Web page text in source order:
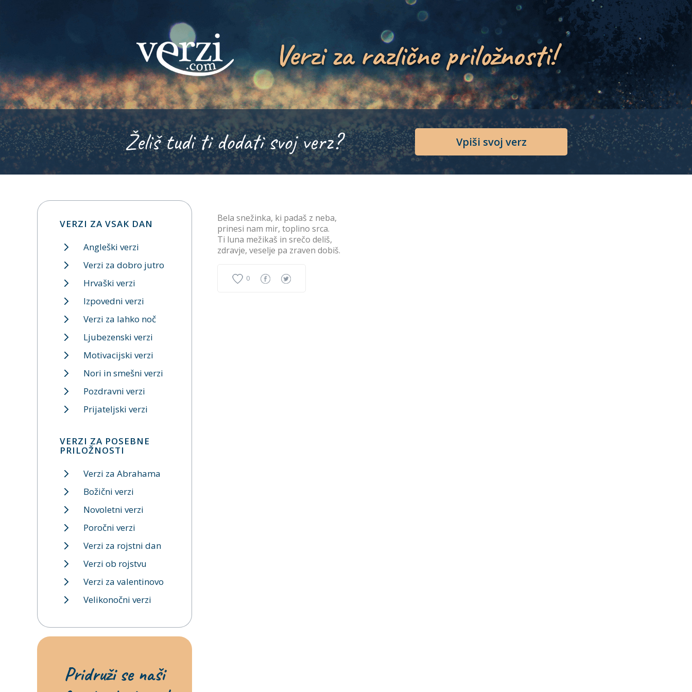
Verzi za različne priložnosti!
Želiš tudi ti dodati svoj verz? Vpiši svoj verz
Bela snežinka, ki padaš z neba,
prinesi nam mir, toplino srca.
Ti luna mežikaš in srečo deliš,
zdravje, veselje pa zraven dobiš.
0
VERZI ZA VSAK DAN
Angleški verzi
Verzi za dobro jutro
Hrvaški verzi
Izpovedni verzi
Verzi za lahko noč
Ljubezenski verzi
Motivacijski verzi
Nori in smešni verzi
Pozdravni verzi
Prijateljski verzi
VERZI ZA POSEBNE
PRILOŽNOSTI
Verzi za Abrahama
Božični verzi
Novoletni verzi
Poročni verzi
Verzi za rojstni dan
Verzi ob rojstvu
Verzi za valentinovo
Velikonočni verzi
Pridruži se naši